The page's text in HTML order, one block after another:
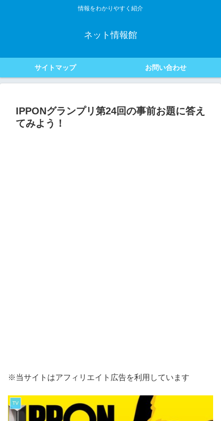
情報をわかりやすく紹介
ネット情報館
サイトマップ お問い合わせ
IPPONグランプリ第24回の事前お題に答え
てみよう！
※当サイトはアフィリエイト広告を利用しています
TV